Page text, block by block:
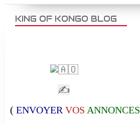
KING OF KONGO BLOG
✍
( ENVOYER VOS ANNONCES